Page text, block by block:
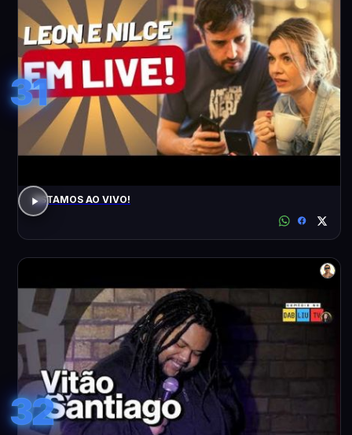
31
ESTAMOS AO VIVO!
32